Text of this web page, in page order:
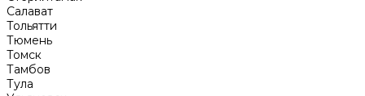
Салават
Тольятти
Тюмень
Томск
Тамбов
Тула